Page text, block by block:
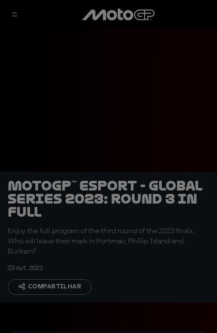
MotoGP™ eSport - Global
Series 2023: Round 3 in
full
Enjoy the full program of the third round of the 2023 finals.
Who will leave their mark in Portimao, Phillip Island and
Buriram?
03 out. 2023
COMPARTILHAR